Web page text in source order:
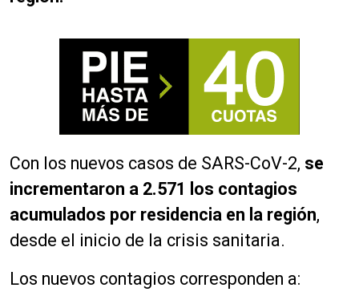
Con los nuevos casos de SARS-CoV-2, se
incrementaron a 2.571 los contagios
acumulados por residencia en la región,
desde el inicio de la crisis sanitaria.
Los nuevos contagios corresponden a: